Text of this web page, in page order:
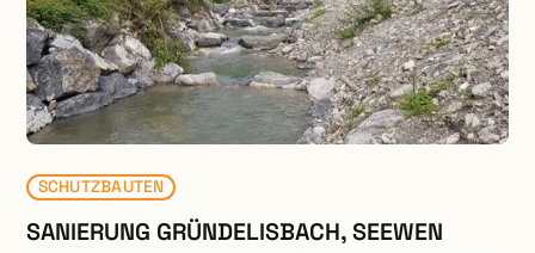
SCHUTZBAUTEN
SANIERUNG GRÜNDELISBACH, SEEWEN